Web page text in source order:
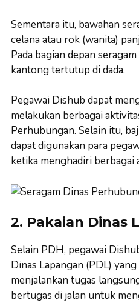
Sementara itu, bawahan
celana atau rok (wanita)
Pada bagian depan
kantong tertutup di dada.
Pegawai Dishub dapat
melakukan berbagai
Perhubungan. Selain itu,
dapat digunakan para
ketika menghadiri berbagai
2. Pakaian Dinas
Selain PDH, pegawai
Dinas Lapangan (PDL)
menjalankan tugas
bertugas di jalan untuk